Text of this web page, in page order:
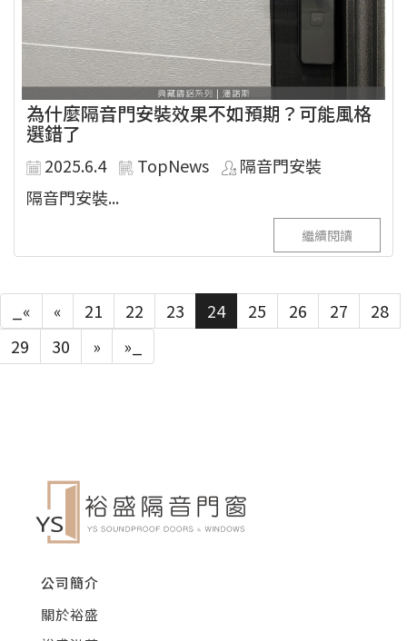
為什麼隔音門安裝效果不如預期？可能風格
選錯了
2025.6.4 TopNews
隔音門安裝
隔音門安裝...
繼續閱讀
_« « 21 22 23 24 25 26 27
28
29
30 » »_
公司簡介
關於裕盛